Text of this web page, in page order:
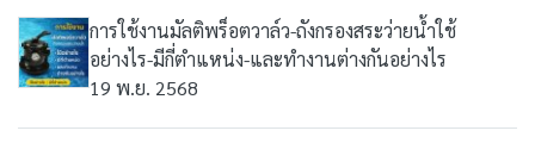
การใช้งานมัลติพร็อตวาล์ว-ถังกรองสระว่ายน้ำใช้
อย่างไร-มีกี่ตำแหน่ง-และทำงานต่างกันอย่างไร
19 พ.ย. 2568